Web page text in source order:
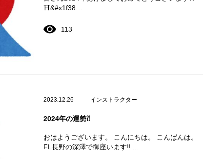
⛩️&#x1f38…
113
2023.12.26 インストラクター
2024年の運勢⁈
おはようございます。 こんにちは。 こんばんは。
FL長野の深澤で御座います‼️ …